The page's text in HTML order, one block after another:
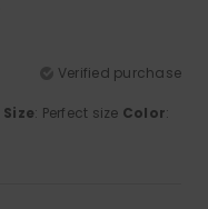
Verified purchase
Size: Perfect size Color: